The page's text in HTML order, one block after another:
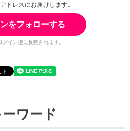
ドレスにお届けします。
をフォローする
イン後に反映されます。
ワード